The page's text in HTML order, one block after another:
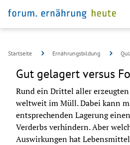
Startseite Ernährungsbildung
Gut gelagert versus
Rund ein Drittel aller
weltweit im Müll. Dabei kann
entsprechenden Lagerung
Verderbs verhindern. Aber
Auswirkungen hat